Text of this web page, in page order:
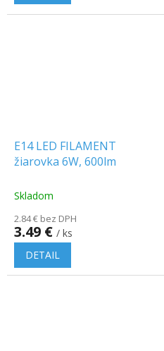
E14 LED FILAMENT
žiarovka 6W, 600lm
Skladom
2.84 € bez DPH
3.49 € / ks
DETAIL